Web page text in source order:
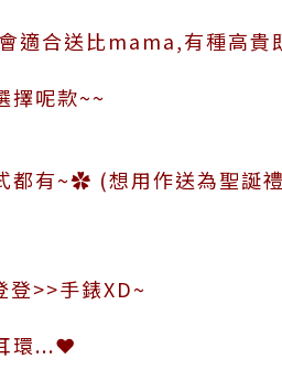
適合送比mama,有種高貴
擇呢款~~
都有~✿ (想用作送為聖誕
登>>手錶XD~
環...❤